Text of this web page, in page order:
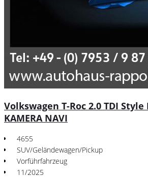
Volkswagen T-Roc 2.0 TDI Style
KAMERA NAVI
4655
SUV/Geländewagen/Pickup
Vorführfahrzeug
11/2025